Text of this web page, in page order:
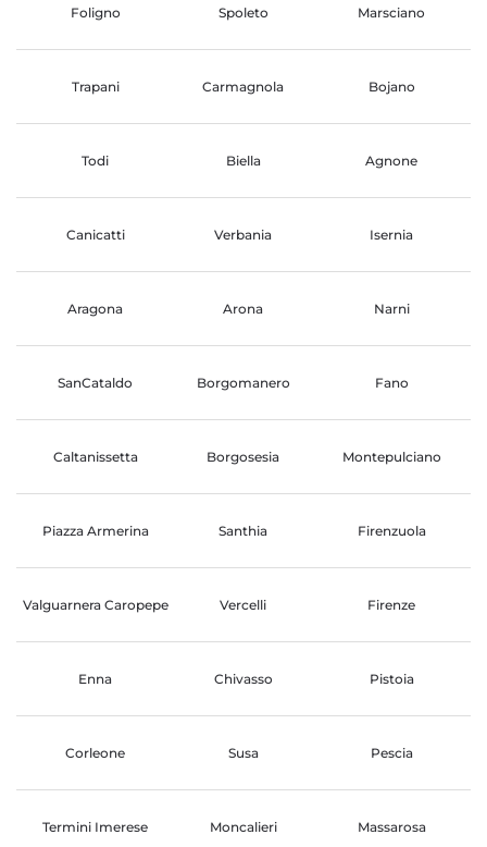
Foligno Spoleto Marsciano
Trapani Carmagnola Bojano
Todi Biella Agnone
Canicatti Verbania Isernia
Aragona Arona Narni
SanCataldo Borgomanero Fano
Caltanissetta Borgosesia Montepulciano
Piazza Armerina Santhia Firenzuola
Valguarnera Caropepe Vercelli Firenze
Enna Chivasso Pistoia
Corleone Susa Pescia
Termini Imerese Moncalieri Massarosa